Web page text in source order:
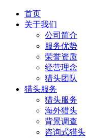
首页
关于我们
公司简介
服务优势
荣誉资质
经营理念
猎头团队
猎头服务
猎头服务
海外猎头
背景调查
咨询式猎头